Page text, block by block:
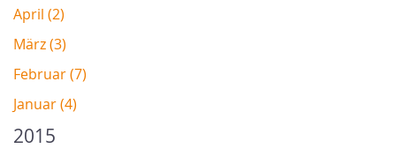
April (2)
März (3)
Februar (7)
Januar (4)
2015